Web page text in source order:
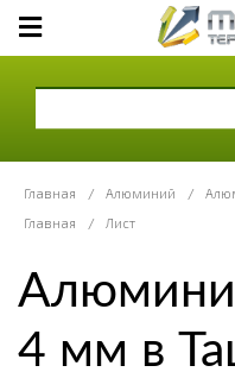
Главная / Алюминий /
Главная
/ Лист
4 мм в